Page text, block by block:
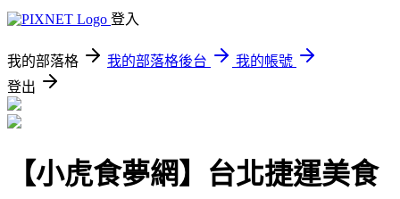
登入
我的部落格 我的部落格後台
我的帳號
登出
【小虎食夢網】台北捷運美食